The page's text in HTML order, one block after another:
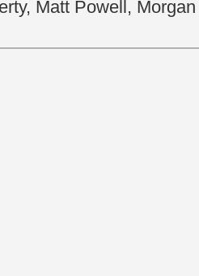
Matt Powell,